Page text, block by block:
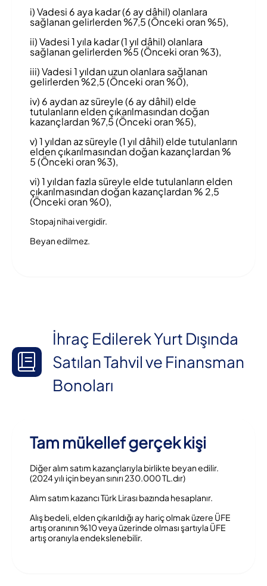
i) Vadesi 6 aya kadar (6 ay dâhil) olanlara
sağlanan gelirlerden %7,5 (Önceki oran %5),
ii) Vadesi 1 yıla kadar (1 yıl dâhil) olanlara
sağlanan gelirlerden %5 (Önceki oran %3),
iii) Vadesi 1 yıldan uzun olanlara sağlanan
gelirlerden %2,5 (Önceki oran %0),
iv) 6 aydan az süreyle (6 ay dâhil) elde
tutulanların elden çıkarılmasından doğan
kazançlardan %7,5 (Önceki oran %5),
v) 1 yıldan az süreyle (1 yıl dâhil) elde tutulanların
elden çıkarılmasından doğan kazançlardan %
5 (Önceki oran %3),
vi) 1 yıldan fazla süreyle elde tutulanların elden
çıkarılmasından doğan kazançlardan % 2,5
(Önceki oran %0),
Stopaj nihai vergidir.
Beyan edilmez.
İhraç Edilerek Yurt Dışında
Satılan Tahvil ve Finansman
Bonoları
Tam mükellef gerçek kişi
Diğer alım satım kazançlarıyla birlikte beyan edilir.
(2024 yılı için beyan sınırı 230.000 TL.dır)
Alım satım kazancı Türk Lirası bazında hesaplanır.
Alış bedeli, elden çıkarıldığı ay hariç olmak üzere ÜFE
artış oranının %10 veya üzerinde olması şartıyla ÜFE
artış oranıyla endekslenebilir.